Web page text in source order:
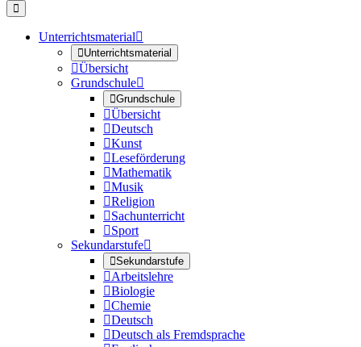

Unterrichtsmaterial
 Unterrichtsmaterial
Übersicht
Grundschule
Grundschule
Übersicht
Deutsch
Kunst
Leseförderung
Mathematik
Musik
Religion
Sachunterricht
Sport
Sekundarstufe
Sekundarstufe
Arbeitslehre
Biologie
Chemie
Deutsch
Deutsch als Fremdsprache